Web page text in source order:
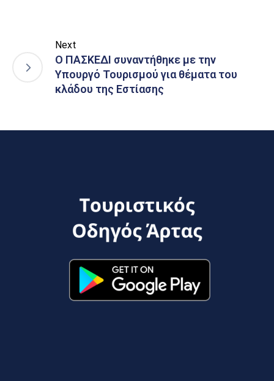
Next
Ο ΠΑΣΚΕΔΙ συναντήθηκε με την
Υπουργό Τουρισμού για θέματα του
κλάδου της Εστίασης